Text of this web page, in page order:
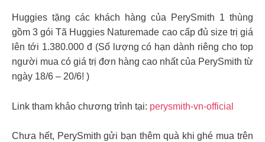
Huggies tặng các khách hàng của PerySmith 1 thùng
gồm 3 gói Tã Huggies Naturemade cao cấp đủ size trị giá
lên tới 1.380.000 đ (Số lượng có hạn dành riêng cho top
người mua có giá trị đơn hàng cao nhất của PerySmith từ
ngày 18/6 – 20/6! )
Link tham khảo chương trình tại: perysmith-vn-official
Chưa hết, PerySmith gửi bạn thêm quà khi ghé mua trên